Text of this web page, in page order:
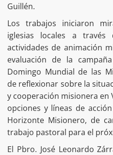
Guillén.
Los trabajos iniciaron
iglesias locales a
actividades de animación
evaluación de la
Domingo Mundial de las
de reflexionar sobre la
y cooperación misionera en
opciones y líneas de
Horizonte Misionero, de
trabajo pastoral para el
El Pbro. José Leonardo